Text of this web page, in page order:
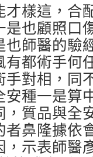
才樣這，合
也顧照口
師醫的驗
都術手何
對相，同
種一是算
質品與全
鼻隆據依
示表師醫